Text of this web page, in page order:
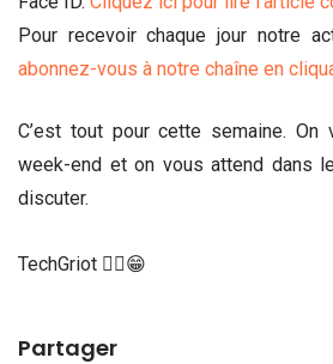
Pour recevoir chaque jour notre
abonnez-vous à notre chaîne en
C’est tout pour cette semaine. On
week-end et on vous attend dans
discuter.
TechGriot ✌🏾😁
Partager